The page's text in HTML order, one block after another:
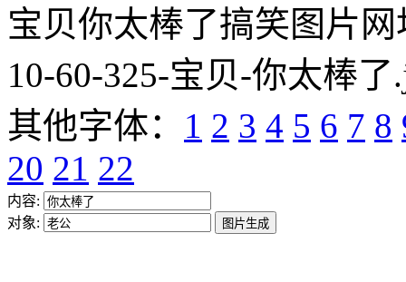
宝贝你太棒了搞笑图片网
10-60-325-宝贝-你太棒了
其他字体： 1 2 3 4 5 6 7 8
20 21 22
内容:
对象: